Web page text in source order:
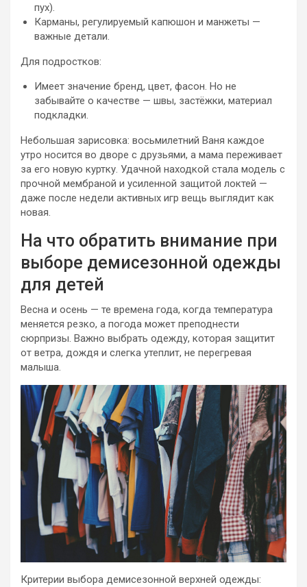
пух).
Карманы, регулируемый капюшон и манжеты —
важные детали.
Для подростков:
Имеет значение бренд, цвет, фасон. Но не
забывайте о качестве — швы, застёжки, материал
подкладки.
Небольшая зарисовка: восьмилетний Ваня каждое
утро носится во дворе с друзьями, а мама переживает
за его новую куртку. Удачной находкой стала модель с
прочной мембраной и усиленной защитой локтей —
даже после недели активных игр вещь выглядит как
новая.
На что обратить внимание при
выборе демисезонной одежды
для детей
Весна и осень — те времена года, когда температура
меняется резко, а погода может преподнести
сюрпризы. Важно выбрать одежду, которая защитит
от ветра, дождя и слегка утеплит, не перегревая
малыша.
Критерии выбора демисезонной верхней одежды: